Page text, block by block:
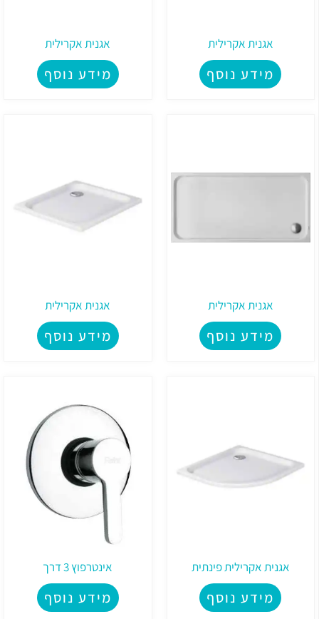
אגנית אקרילית
מידע נוסף
אגנית אקרילית
מידע נוסף
אגנית אקרילית
מידע נוסף
אגנית אקרילית
מידע נוסף
אגנית אקרילית פינתית
מידע נוסף
אינטרפוץ 3 דרך
מידע נוסף